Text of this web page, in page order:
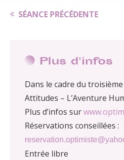
SÉANCE PRÉCÉDENTE
Plus d'infos
Dans le cadre du
Attitudes – L’Aventure
Plus d’infos sur
Réservations conseillées :
Entrée libre